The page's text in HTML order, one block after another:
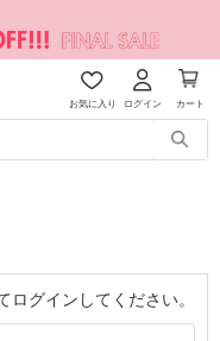
お気に入り ログイン カート
ログインしてください。